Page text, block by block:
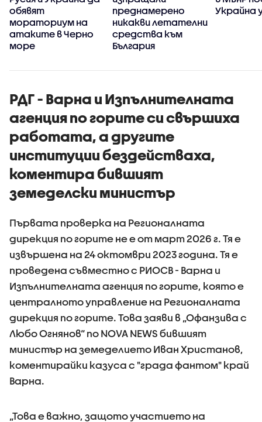
обявят
мораториум на
атаките в Черно
море
преднамерено
никакви летателни
средства към
България
Украйна
РДГ - Варна и Изпълнителната
агенция по горите си свършиха
работата, а другите
институции бездействаха,
коментира бившият
земеделски министър
Първата проверка на Регионалната
дирекция по горите не е от март 2026 г. Тя е
извършена на 24 октомври 2023 година. Тя е
проведена съвместно с РИОСВ - Варна и
Изпълнителната агенция по горите, която е
централното управление на Регионалната
дирекция по горите. Това заяви в „Офанзива с
Любо Огнянов“ по NOVA NEWS бившият
министър на земеделието Иван Христанов,
коментирайки казуса с "града фантом" край
Варна.
„Това е важно, защото участието на